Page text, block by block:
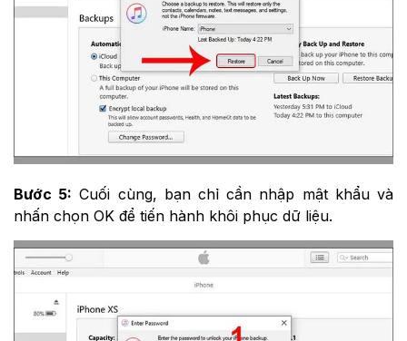
Bước 5: Cuối cùng, bạn chỉ cần nhập mật khẩu và
nhấn chọn OK để tiến hành khôi phục dữ liệu.